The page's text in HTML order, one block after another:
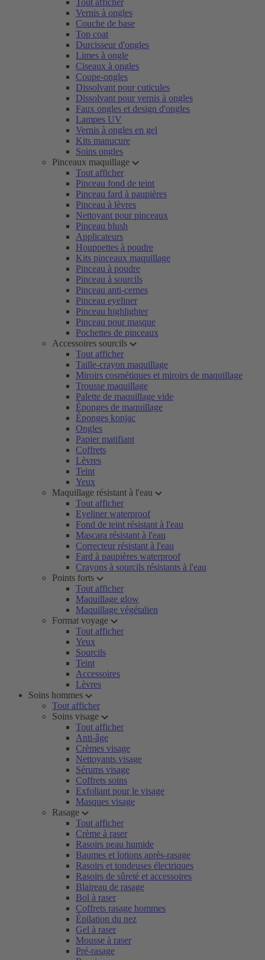
Tout afficher
Vernis à ongles
Couche de base
Top coat
Durcisseur d'ongles
Limes à ongle
Ciseaux à ongles
Coupe-ongles
Dissolvant pour cuticules
Dissolvant pour vernis à ongles
Faux ongles et design d'ongles
Lampes UV
Vernis à ongles en gel
Kits manucure
Soins ongles
Pinceaux maquillage
Tout afficher
Pinceau fond de teint
Pinceau fard à paupières
Pinceau à lèvres
Nettoyant pour pinceaux
Pinceau blush
Applicateurs
Houppettes à poudre
Kits pinceaux maquillage
Pinceau à poudre
Pinceau à sourcils
Pinceau anti-cernes
Pinceau eyeliner
Pinceau highlighter
Pinceau pour masque
Pochettes de pinceaux
Accessoires sourcils
Tout afficher
Taille-crayon maquillage
Miroirs cosmétiques et miroirs de maquillage
Trousse maquillage
Palette de maquillage vide
Éponges de maquillage
Éponges konjac
Ongles
Papier matifiant
Coffrets
Lèvres
Teint
Yeux
Maquillage résistant à l'eau
Tout afficher
Eyeliner waterproof
Fond de teint résistant à l'eau
Mascara résistant à l'eau
Correcteur résistant à l'eau
Fard à paupières waterproof
Crayons à sourcils résistants à l'eau
Points forts
Tout afficher
Maquillage glow
Maquillage végétalien
Format voyage
Tout afficher
Yeux
Sourcils
Teint
Accessoires
Lèvres
Soins hommes
Tout afficher
Soins visage
Tout afficher
Anti-âge
Crèmes visage
Nettoyants visage
Sérums visage
Coffrets soins
Exfoliant pour le visage
Masques visage
Rasage
Tout afficher
Crème à raser
Rasoirs peau humide
Baumes et lotions après-rasage
Rasoirs et tondeuses électriques
Rasoirs de sûreté et accessoires
Blaireau de rasage
Bol à raser
Coffrets rasage hommes
Épilation du nez
Gel à raser
Mousse à raser
Pré-rasage